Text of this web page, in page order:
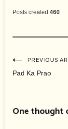
Posts created 460
PREVIOUS
Pad Ka Prao
One thought